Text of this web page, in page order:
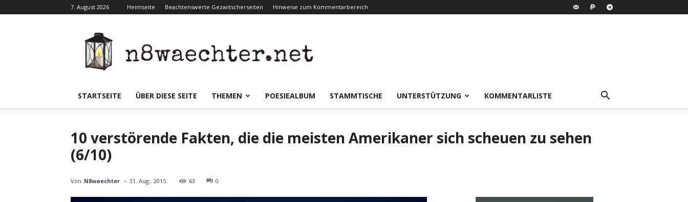
7. August 2026 Heimseite Beachtenswerte Gezwitscherseiten Hinweise zum Kommentarbereich
STARTSEITE ÜBER DIESE SEITE THEMEN POESIEALBUM STAMMTISCHE UNTERSTÜTZUNG KOMMENTARLISTE
10 verstörende Fakten, die die meisten Amerikaner sich scheuen zu sehen
(6/10)
Von N8waechter - 31. Aug.. 2015 63 0